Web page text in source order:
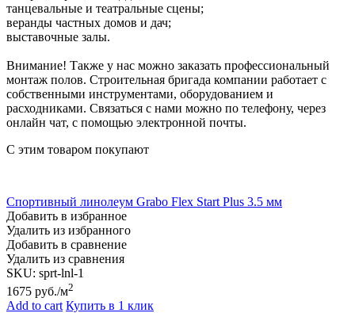
танцевальные и театральные сцены;
веранды частных домов и дач;
выставочные залы.
Внимание! Также у нас можно заказать профессиональный
монтаж полов. Строительная бригада компании работает с
собственными инструментами, оборудованием и
расходниками. Связаться с нами можно по телефону, через
онлайн чат, с помощью электронной почты.
С этим товаром покупают
Спортивный линолеум Grabo Flex Start Plus 3.5 мм
Добавить в избранное
Удалить из избранного
Добавить в сравнение
Удалить из сравнения
SKU: sprt-lnl-1
1675 руб./м2
Add to cart Купить в 1 клик